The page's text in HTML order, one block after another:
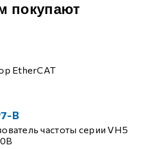
покупают
EtherCAT
B
частоты серии VH5